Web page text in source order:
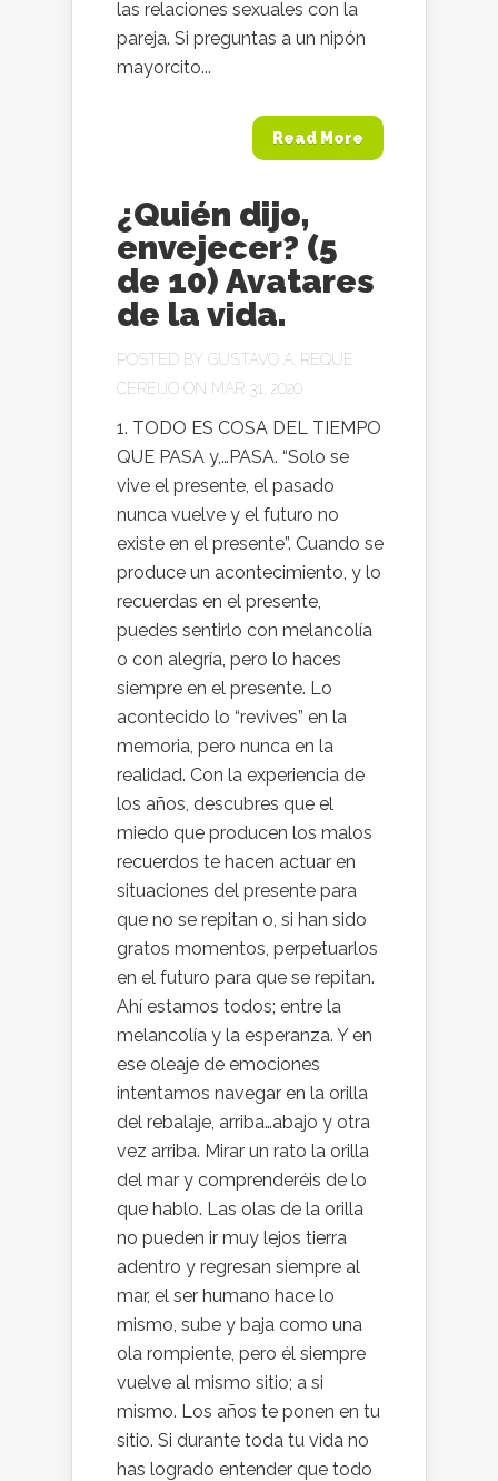
las relaciones sexuales con la
pareja. Si preguntas a un nipón
mayorcito...
Read More
¿Quién dijo,
envejecer? (5
de 10) Avatares
de la vida.
POSTED BY GUSTAVO A. REQUE
CEREIJO ON MAR 31, 2020
1. TODO ES COSA DEL TIEMPO
QUE PASA y,…PASA. “Solo se
vive el presente, el pasado
nunca vuelve y el futuro no
existe en el presente”. Cuando se
produce un acontecimiento, y lo
recuerdas en el presente,
puedes sentirlo con melancolía
o con alegría, pero lo haces
siempre en el presente. Lo
acontecido lo “revives” en la
memoria, pero nunca en la
realidad. Con la experiencia de
los años, descubres que el
miedo que producen los malos
recuerdos te hacen actuar en
situaciones del presente para
que no se repitan o, si han sido
gratos momentos, perpetuarlos
en el futuro para que se repitan.
Ahí estamos todos; entre la
melancolía y la esperanza. Y en
ese oleaje de emociones
intentamos navegar en la orilla
del rebalaje, arriba…abajo y otra
vez arriba. Mirar un rato la orilla
del mar y comprenderéis de lo
que hablo. Las olas de la orilla
no pueden ir muy lejos tierra
adentro y regresan siempre al
mar, el ser humano hace lo
mismo, sube y baja como una
ola rompiente, pero él siempre
vuelve al mismo sitio; a si
mismo. Los años te ponen en tu
sitio. Si durante toda tu vida no
has logrado entender que todo